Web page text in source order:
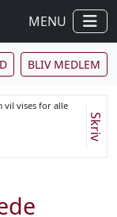
MENU
BLIV MEDLEM
vil vises for alle
Skriv